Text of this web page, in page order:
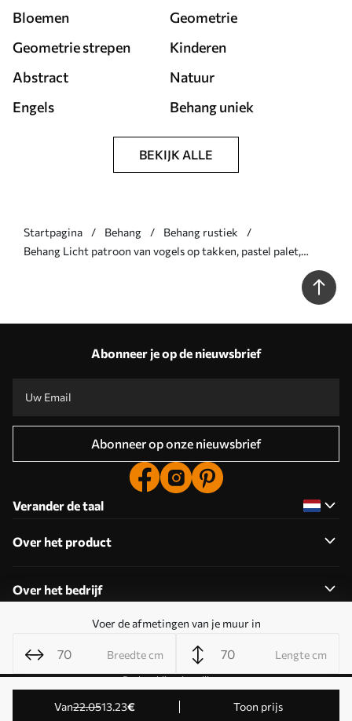
Voer de afmetingen van je muur in
Breedte cm Lengte cm
Van22.0513.23€ Toon prijs
Bloemen
Geometrie
Geometrie strepen
Kinderen
Abstract
Natuur
Engels
Behang uniek
BEKIJK ALLE
Startpagina Behang
Behang rustiek
Behang Licht patroon van vogels op takken, pastel palet,
Abonneer je op de nieuwsbrief
Abonneer op onze nieuwsbrief
Verander de taal
Over het product
Over het bedrijf
Cookies bewerken
Pushmeldingsinstellingen
© 2011-2026 Uwalls . Alle rechten voorbehouden. Beheerd